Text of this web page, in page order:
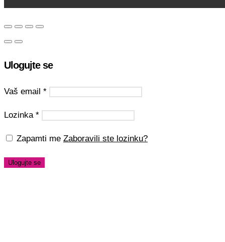
Ulogujte se
Vaš email *
Lozinka *
Zapamti me Zaboravili ste lozinku?
Ulogujte se